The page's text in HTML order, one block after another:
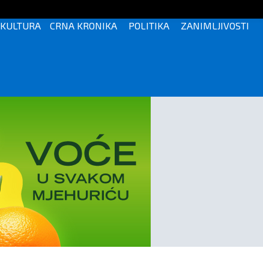
KULTURA CRNA KRONIKA POLITIKA ZANIMLJIVOSTI